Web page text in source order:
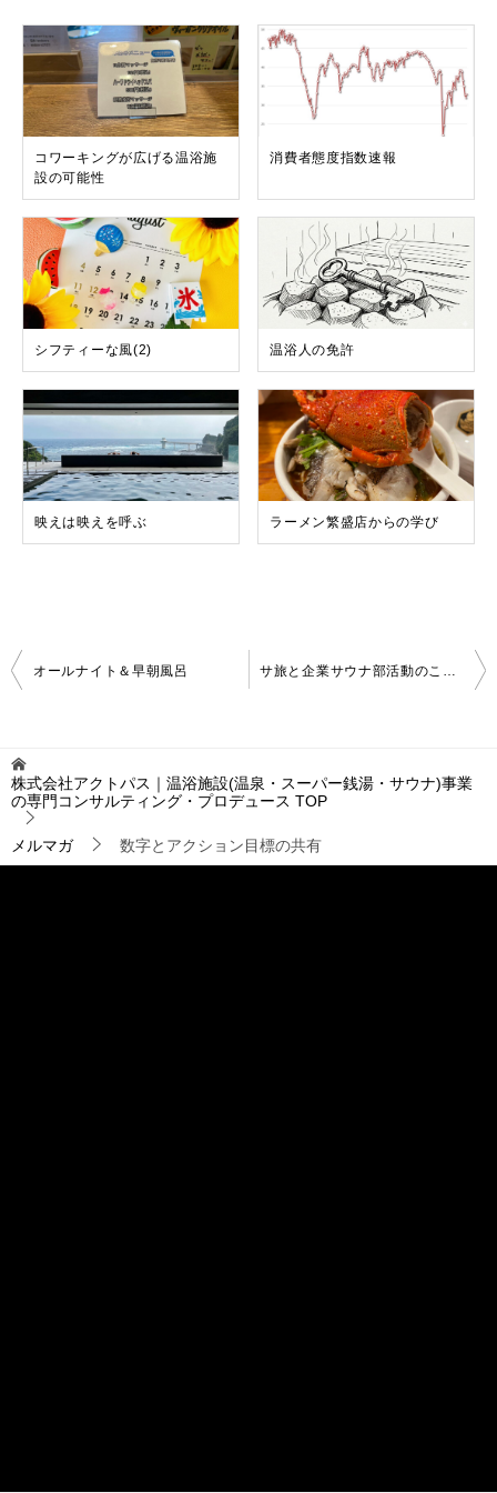
コワーキングが広げる温浴施
設の可能性
消費者態度指数速報
シフティーな風(2) 温浴人の免許
映えは映えを呼ぶ ラーメン繁盛店からの学び
投
稿
ゲ
ー
シ
ョ
ン
オールナイト＆早朝風呂 サ旅と企業サウナ部活動のこれから（2）
株式会社アクトパス｜温浴施設(温泉・スーパー銭湯・サウナ)事業
の専門コンサルティング・プロデュース TOP
メルマガ 数字とアクション目標の共有